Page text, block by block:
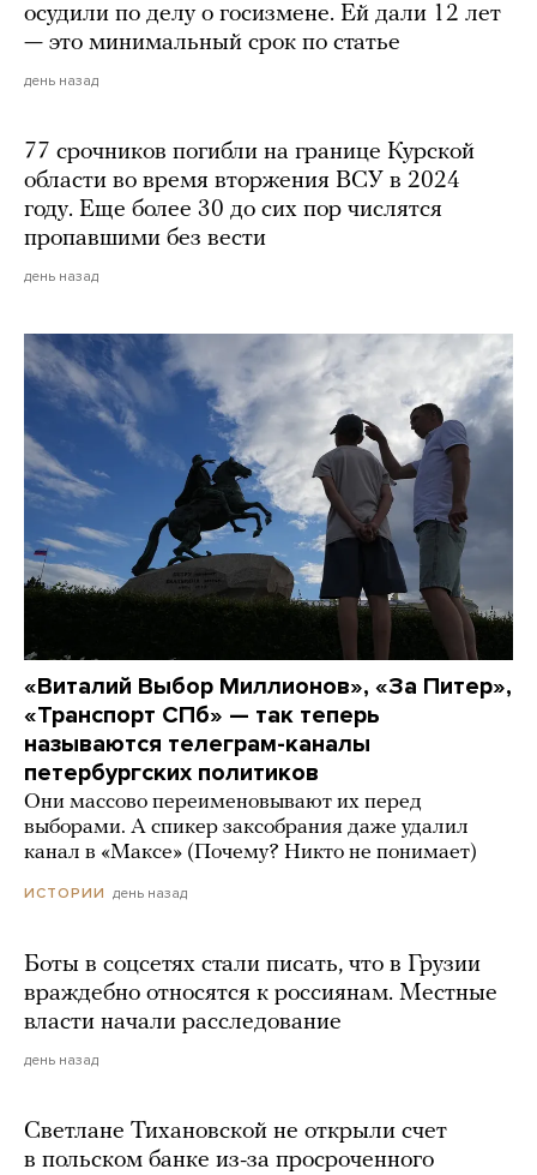
осудили по делу о госизмене. Ей дали 12 лет
— это минимальный срок по статье
день назад
77 срочников погибли на границе Курской
области во время вторжения ВСУ в 2024
году. Еще более 30 до сих пор числятся
пропавшими без вести
день назад
«Виталий Выбор Миллионов», «За Питер»,
«Транспорт СПб» — так теперь
называются телеграм-каналы
петербургских политиков
Они массово переименовывают их перед
выборами. А спикер заксобрания даже удалил
канал в «Максе» (Почему? Никто не понимает)
ИСТОРИИ день назад
Боты в соцсетях стали писать, что в Грузии
враждебно относятся к россиянам. Местные
власти начали расследование
день назад
Светлане Тихановской не открыли счет
в польском банке из-за просроченного